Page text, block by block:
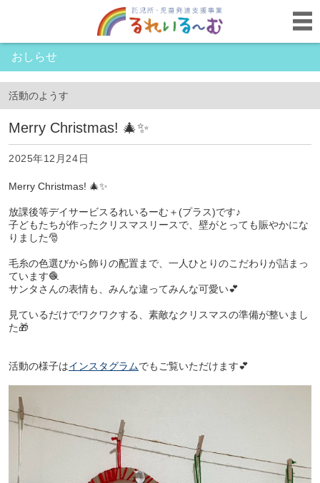
おしらせ
活動のようす
Merry Christmas! 🎄✨
2025年12月24日
Merry Christmas! 🎄✨
放課後等デイサービスるれいるーむ＋(プラス)です♪
子どもたちが作ったクリスマスリースで、壁がとっても賑やかにな
りました🎅
毛糸の色選びから飾りの配置まで、一人ひとりのこだわりが詰まっ
ています🧶
サンタさんの表情も、みんな違ってみんな可愛い💕
見ているだけでワクワクする、素敵なクリスマスの準備が整いまし
た🎁
活動の様子はインスタグラムでもご覧いただけます💕